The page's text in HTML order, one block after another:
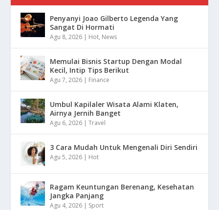
Penyanyi Joao Gilberto Legenda Yang
Sangat Di Hormati
Agu 8, 2026 | Hot, News
Memulai Bisnis Startup Dengan Modal
Kecil, Intip Tips Berikut
Agu 7, 2026 | Finance
Umbul Kapilaler Wisata Alami Klaten,
Airnya Jernih Banget
Agu 6, 2026 |Travel
3 Cara Mudah Untuk Mengenali Diri Sendiri
Agu 5, 2026 | Hot
Ragam Keuntungan Berenang, Kesehatan
Jangka Panjang
Agu 4, 2026 | Sport